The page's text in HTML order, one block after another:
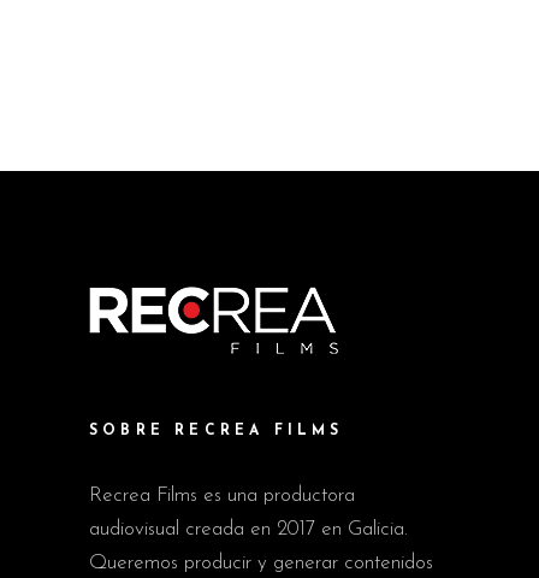
SOBRE RECREA FILMS
Recrea Films es una productora
audiovisual creada en 2017 en Galicia.
Queremos producir y generar contenidos